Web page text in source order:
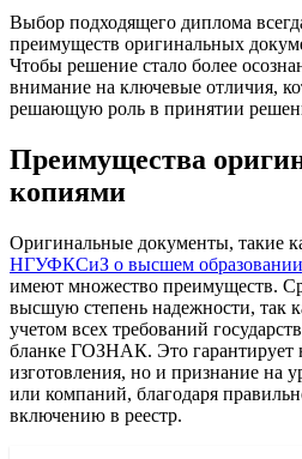
Выбор подходящего диплома
преимуществ оригинальных
Чтобы решение стало более
внимание на ключевые отличия,
решающую роль в принятии
Преимущества
копиями
Оригинальные документы, такие
НГУФКСиЗ о высшем
имеют множество преимуществ.
высшую степень надежности, так
учетом всех требований
бланке ГОЗНАК. Это гарантирует
изготовления, но и признание на
или компаний, благодаря
включению в реестр.